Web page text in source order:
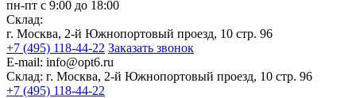
пн-пт с 9:00 до 18:00
Склад:
г. Москва, 2-й Южнопортовый проезд, 10 стр. 96
+7 (495) 118-44-22 Заказать звонок
E-mail: info@opt6.ru
Склад: г. Москва, 2-й Южнопортовый проезд, 10 стр. 96
+7 (495) 118-44-22